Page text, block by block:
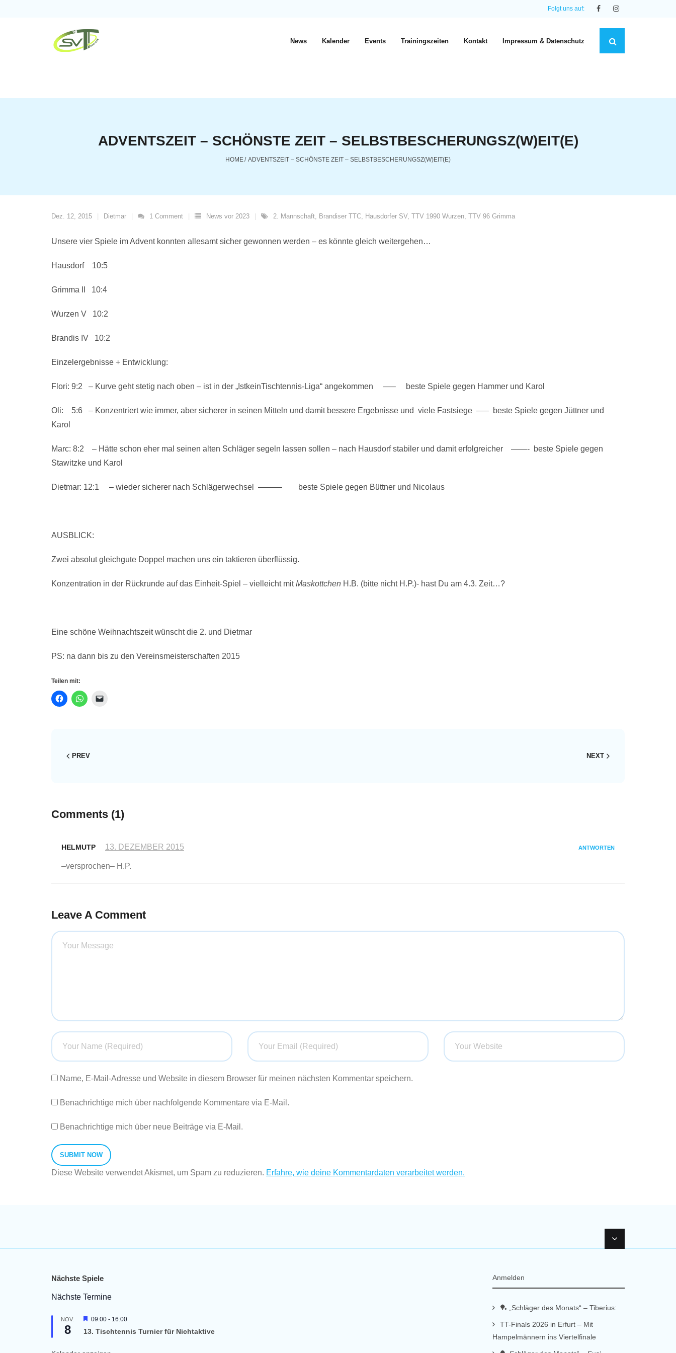
Folgt uns auf:
News Kalender Events Trainingszeiten Kontakt Impressum & Datenschutz
ADVENTSZEIT – SCHÖNSTE ZEIT – SELBSTBESCHERUNGSZ(W)EIT(E)
HOME/ ADVENTSZEIT – SCHÖNSTE ZEIT – SELBSTBESCHERUNGSZ(W)EIT(E)
Dez. 12, 2015 Dietmar 1 Comment News vor 2023 2. Mannschaft, Brandiser TTC, Hausdorfer SV, TTV 1990 Wurzen, TTV 96 Grimma
Unsere vier Spiele im Advent konnten allesamt sicher gewonnen werden – es könnte gleich weitergehen…
Hausdorf 10:5
Grimma II 10:4
Wurzen V 10:2
Brandis IV 10:2
Einzelergebnisse + Entwicklung:
Flori: 9:2 – Kurve geht stetig nach oben – ist in der „IstkeinTischtennis-Liga“ angekommen —– beste Spiele gegen Hammer und Karol
Oli: 5:6 – Konzentriert wie immer, aber sicherer in seinen Mitteln und damit bessere Ergebnisse und viele Fastsiege —– beste Spiele gegen Jüttner und
Karol
Marc: 8:2 – Hätte schon eher mal seinen alten Schläger segeln lassen sollen – nach Hausdorf stabiler und damit erfolgreicher ——- beste Spiele gegen
Stawitzke und Karol
Dietmar: 12:1 – wieder sicherer nach Schlägerwechsel ——— beste Spiele gegen Büttner und Nicolaus
AUSBLICK:
Zwei absolut gleichgute Doppel machen uns ein taktieren überflüssig.
Konzentration in der Rückrunde auf das Einheit-Spiel – vielleicht mitMaskottchen H.B. (bitte nicht H.P.)- hast Du am 4.3. Zeit…?
Eine schöne Weihnachtszeit wünscht die 2. und Dietmar
PS: na dann bis zu den Vereinsmeisterschaften 2015
Teilen mit:
PREV NEXT
Comments (1)
HELMUTP 13. DEZEMBER 2015 ANTWORTEN
–versprochen– H.P.
Leave A Comment
Name, E-Mail-Adresse und Website in diesem Browser für meinen nächsten Kommentar speichern.
Benachrichtige mich über nachfolgende Kommentare via E-Mail.
Benachrichtige mich über neue Beiträge via E-Mail.
Diese Website verwendet Akismet, um Spam zu reduzieren. Erfahre, wie deine Kommentardaten verarbeitet werden.
Nächste Spiele
Nächste Termine
NOV.
8
H
r
o
09:00 - 16:00
13. Tischtennis Turnier für Nichtaktive
Anmelden
🏓 „Schläger des Monats“ – Tiberius:
TT-Finals 2026 in Erfurt – Mit
Hampelmännern ins Viertelfinale